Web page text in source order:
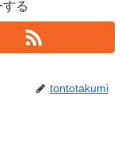
る
tontotakumi